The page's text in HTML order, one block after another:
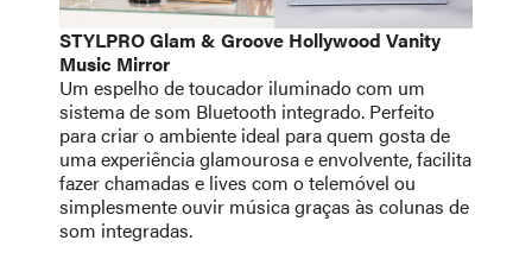
STYLPRO Glam & Groove Hollywood Vanity
Music Mirror
Um espelho de toucador iluminado com um
sistema de som Bluetooth integrado. Perfeito
para criar o ambiente ideal para quem gosta de
uma experiência glamourosa e envolvente, facilita
fazer chamadas e lives com o telemóvel ou
simplesmente ouvir música graças às colunas de
som integradas.